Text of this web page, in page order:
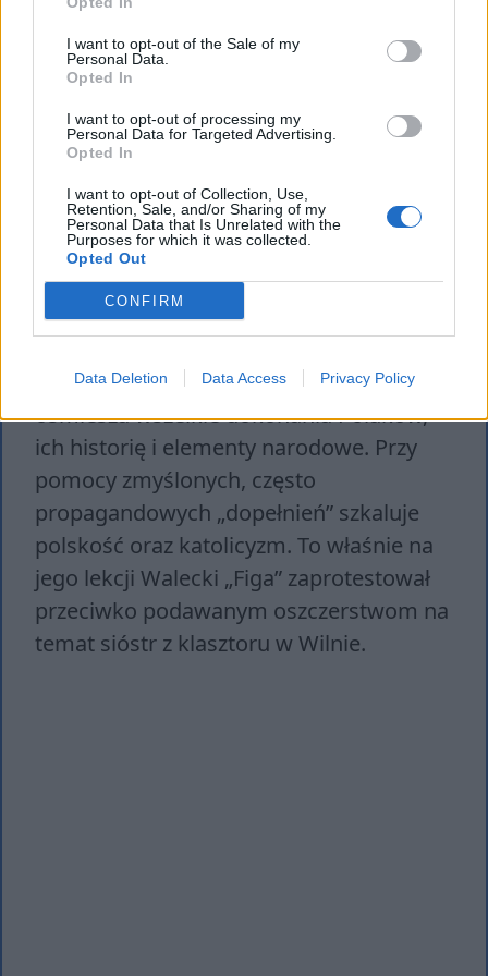
I want to opt-out of the Sale of my
Personal Data.
Opted In
I want to opt-out of processing my
Personal Data for Targeted Advertising.
Opted In
I want to opt-out of Collection, Use,
Retention, Sale, and/or Sharing of my
Personal Data that Is Unrelated with the
Purposes for which it was collected.
Opted Out
CONFIRM
Data Deletion Data Access Privacy Policy
za wytwornego. Ubiera się jednak bez
gustu, co psuje ten wizerunek. Całkowicie
wyparł się polskich korzeni dla lepszych
możliwości kariery. Całkowicie oddany
władzom gimnazjum, jest donosicielem
sprawnie obserwującym życie uczniów
gimnazjum w Klerykowie. Postać
wyraźnie negatywna.
Prof. Kostriulew
przeciwnik polskości. Na swoich lekcjach
ośmiesza wszelkie dokonania Polaków,
ich historię i elementy narodowe. Przy
pomocy zmyślonych, często
propagandowych „dopełnień” szkaluje
polskość oraz katolicyzm. To właśnie na
jego lekcji Walecki „Figa” zaprotestował
przeciwko podawanym oszczerstwom na
temat sióstr z klasztoru w Wilnie.